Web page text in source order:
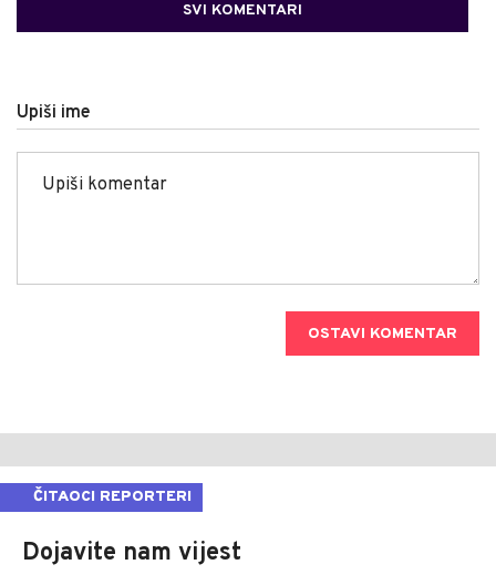
SVI KOMENTARI
Upiši ime
OSTAVI KOMENTAR
ČITAOCI REPORTERI
Dojavite nam vijest